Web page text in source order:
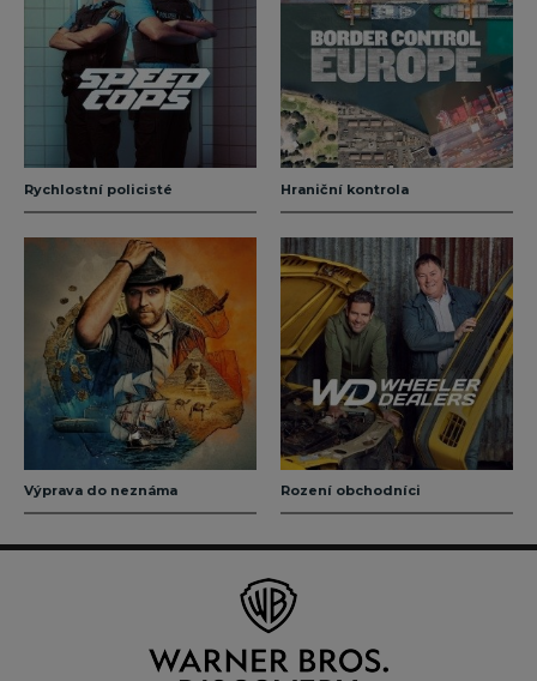
Rychlostní policisté Hraniční kontrola
Výprava do neznáma Rození obchodníci